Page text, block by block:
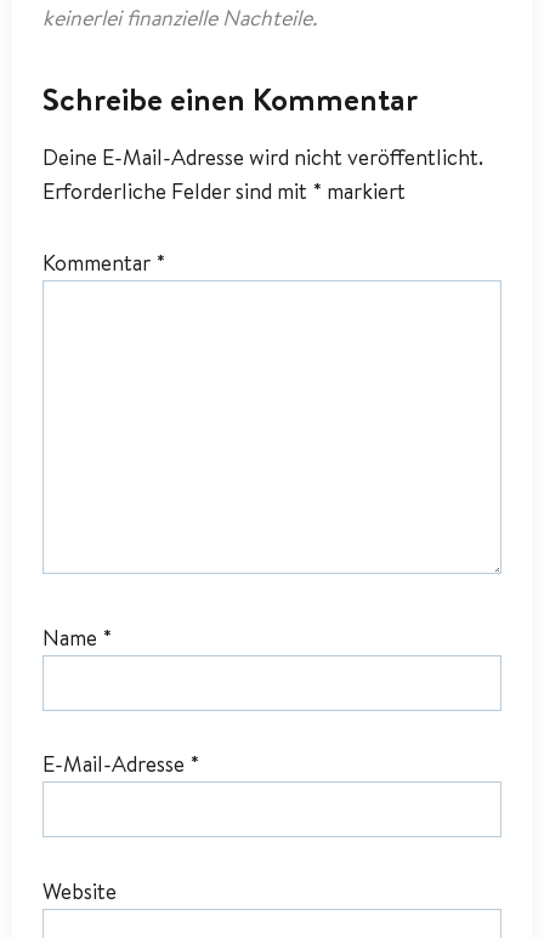
keinerlei finanzielle Nachteile.
Schreibe einen Kommentar
Deine E-Mail-Adresse wird nicht veröffentlicht.
Erforderliche Felder sind mit * markiert
Kommentar *
Name *
E-Mail-Adresse *
Website